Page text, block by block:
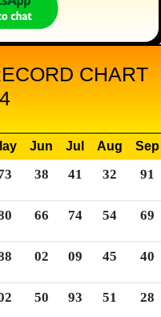
CHART
Jun Jul Aug
Sep
38 41 32 91
66 74 54 69
02 09 45 40
50 93 51 28